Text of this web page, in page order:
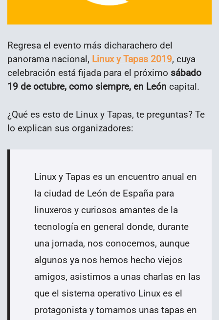
Regresa el evento más dicharachero del
panorama nacional, Linux y Tapas 2019, cuya
celebración está fijada para el próximo sábado
19 de octubre, como siempre, en León capital.
¿Qué es esto de Linux y Tapas, te preguntas? Te
lo explican sus organizadores:
Linux y Tapas es un encuentro anual en
la ciudad de León de España para
linuxeros y curiosos amantes de la
tecnología en general donde, durante
una jornada, nos conocemos, aunque
algunos ya nos hemos hecho viejos
amigos, asistimos a unas charlas en las
que el sistema operativo Linux es el
protagonista y tomamos unas tapas en